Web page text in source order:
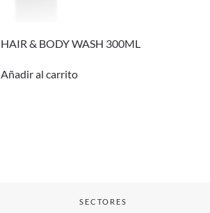
HAIR & BODY WASH 300ML
Añadir al carrito
SECTORES